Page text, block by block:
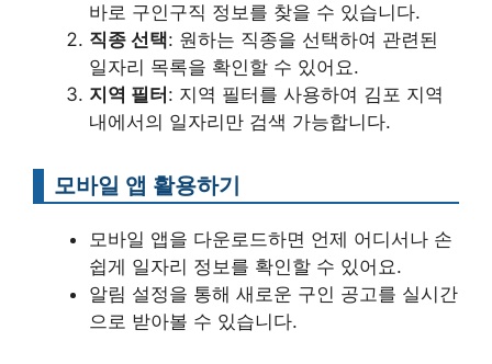
바로 구인구직 정보를 찾을 수 있습니다.
직종 선택: 원하는 직종을 선택하여 관련된
일자리 목록을 확인할 수 있어요.
지역 필터 : 지역 필터를 사용하여 김포 지역
내에서의 일자리만 검색 가능합니다.
모바일 앱 활용하기
모바일 앱을 다운로드하면 언제 어디서나 손
쉽게 일자리 정보를 확인할 수 있어요.
알림 설정을 통해 새로운 구인 공고를 실시간
으로 받아볼 수 있습니다.